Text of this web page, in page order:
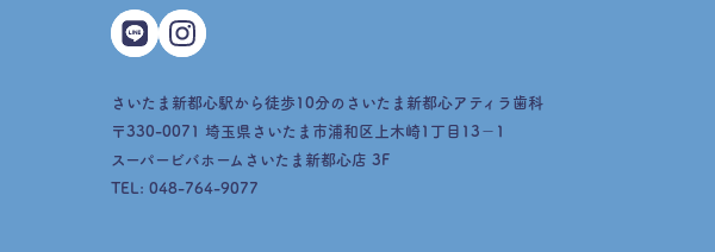
さいたま新都心駅から徒歩10分の さいたま新都心アティラ歯科
〒330-0071 埼玉県さいたま市浦和区上木崎1丁目13−1
スーパービバホームさいたま新都心店 3F
TEL: 048-764-9077